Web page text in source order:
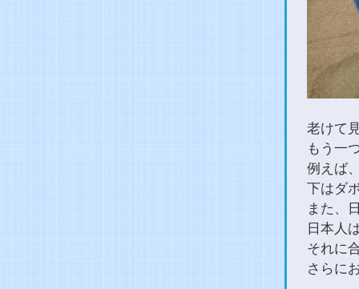
老けて
もう一
例えば
下はダ
また、
日本人
それに
さらに